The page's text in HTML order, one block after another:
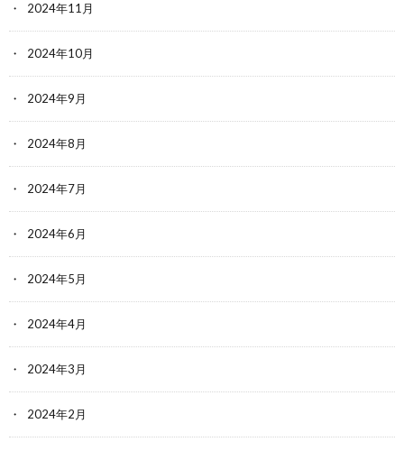
2024年11月
2024年10月
2024年9月
2024年8月
2024年7月
2024年6月
2024年5月
2024年4月
2024年3月
2024年2月